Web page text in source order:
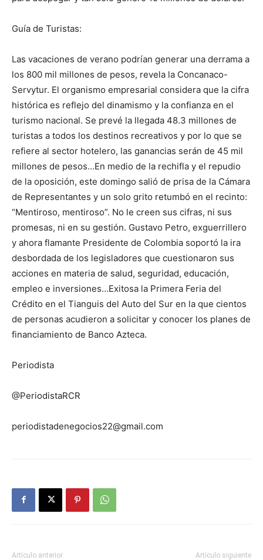
Guía de Turistas:
Las vacaciones de verano podrían generar una derrama a
los 800 mil millones de pesos, revela la Concanaco-
Servytur. El organismo empresarial considera que la cifra
histórica es reflejo del dinamismo y la confianza en el
turismo nacional. Se prevé la llegada 48.3 millones de
turistas a todos los destinos recreativos y por lo que se
refiere al sector hotelero, las ganancias serán de 45 mil
millones de pesos…En medio de la rechifla y el repudio
de la oposición, este domingo salió de prisa de la Cámara
de Representantes y un solo grito retumbó en el recinto:
“Mentiroso, mentiroso”. No le creen sus cifras, ni sus
promesas, ni en su gestión. Gustavo Petro, exguerrillero
y ahora flamante Presidente de Colombia soportó la ira
desbordada de los legisladores que cuestionaron sus
acciones en materia de salud, seguridad, educación,
empleo e inversiones…Exitosa la Primera Feria del
Crédito en el Tianguis del Auto del Sur en la que cientos
de personas acudieron a solicitar y conocer los planes de
financiamiento de Banco Azteca.
Periodista
@PeriodistaRCR
periodistadenegocios22@gmail.com
Artículo anterior Artículo siguiente